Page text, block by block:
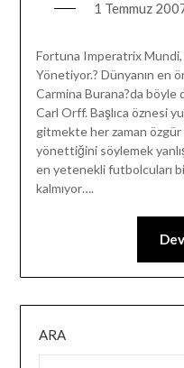
1 Temmuz
Fortuna Imperatrix Mundi,
Yönetiyor.? Dünyanın en
Carmina Burana?da
Carl Orff. Başlıca öznesi
gitmekte her zaman
yönettiğini söylemek
en yetenekli futbolcuları
kalmıyor….
ARA